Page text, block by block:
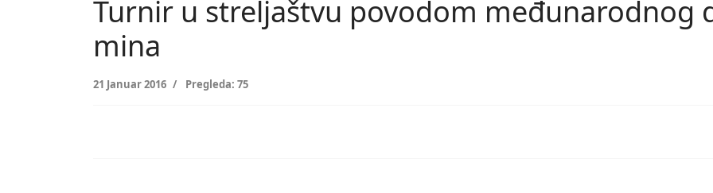
Turnir u streljaštvu povodom međunarodnog
mina
21 Januar 2016 Pregleda: 75